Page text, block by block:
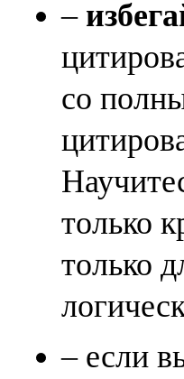
–
со
только
только
– если